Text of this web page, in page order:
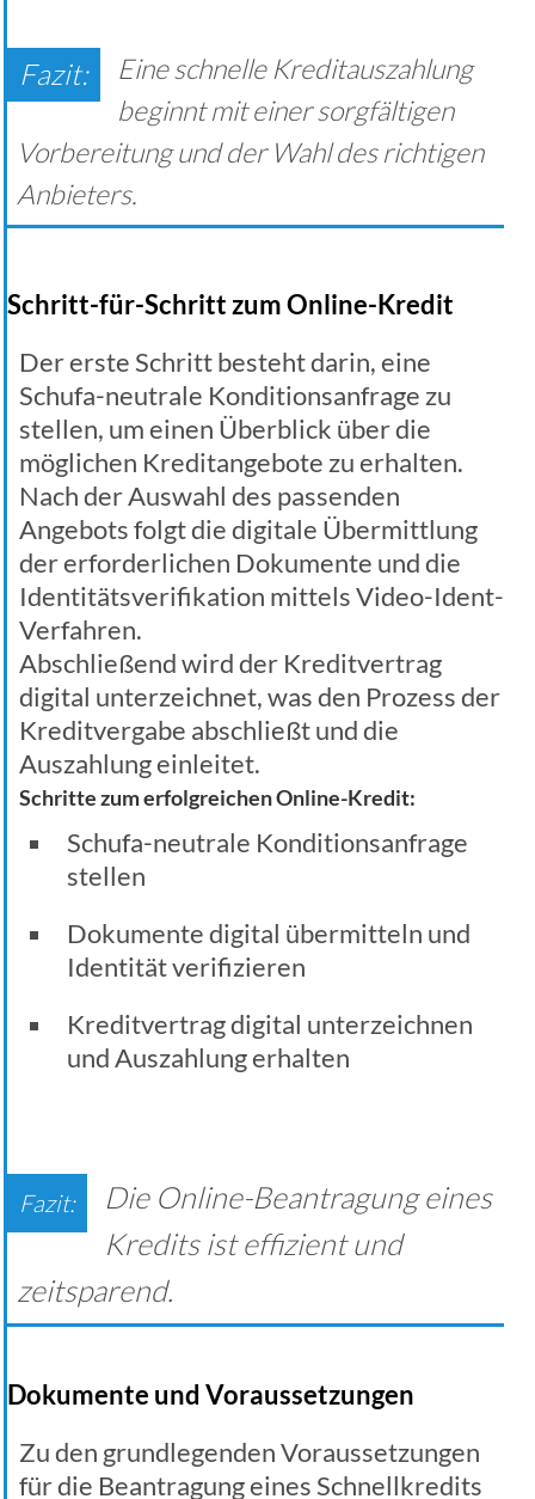
Eine schnelle Kreditauszahlung
beginnt mit einer sorgfältigen
Vorbereitung und der Wahl des richtigen
Anbieters.
Schritt-für-Schritt zum Online-Kredit
Der erste Schritt besteht darin, eine
Schufa-neutrale Konditionsanfrage zu
stellen, um einen Überblick über die
möglichen Kreditangebote zu erhalten.
Nach der Auswahl des passenden
Angebots folgt die digitale Übermittlung
der erforderlichen Dokumente und die
Identitätsverifikation mittels Video-Ident-
Verfahren.
Abschließend wird der Kreditvertrag
digital unterzeichnet, was den Prozess der
Kreditvergabe abschließt und die
Auszahlung einleitet.
Schritte zum erfolgreichen Online-Kredit:
Schufa-neutrale Konditionsanfrage
stellen
Dokumente digital übermitteln und
Identität verifizieren
Kreditvertrag digital unterzeichnen
und Auszahlung erhalten
Die Online-Beantragung eines
Kredits ist effizient und
zeitsparend.
Dokumente und Voraussetzungen
Zu den grundlegenden Voraussetzungen
für die Beantragung eines Schnellkredits